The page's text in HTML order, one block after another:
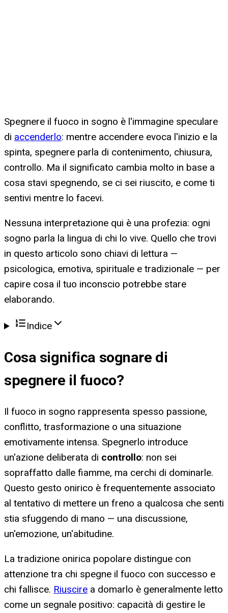
Spegnere il fuoco in sogno è l'immagine speculare
di accenderlo: mentre accendere evoca l'inizio e la
spinta, spegnere parla di contenimento, chiusura,
controllo. Ma il significato cambia molto in base a
cosa stavi spegnendo, se ci sei riuscito, e come ti
sentivi mentre lo facevi.
Nessuna interpretazione qui è una profezia: ogni
sogno parla la lingua di chi lo vive. Quello che trovi
in questo articolo sono chiavi di lettura —
psicologica, emotiva, spirituale e tradizionale — per
capire cosa il tuo inconscio potrebbe stare
elaborando.
Indice
Cosa significa sognare di
spegnere il fuoco?
Il fuoco in sogno rappresenta spesso passione,
conflitto, trasformazione o una situazione
emotivamente intensa. Spegnerlo introduce
un'azione deliberata di controllo: non sei
sopraffatto dalle fiamme, ma cerchi di dominarle.
Questo gesto onirico è frequentemente associato
al tentativo di mettere un freno a qualcosa che senti
stia sfuggendo di mano — una discussione,
un'emozione, un'abitudine.
La tradizione onirica popolare distingue con
attenzione tra chi spegne il fuoco con successo e
chi fallisce. Riuscire a domarlo è generalmente letto
come un segnale positivo: capacità di gestire le